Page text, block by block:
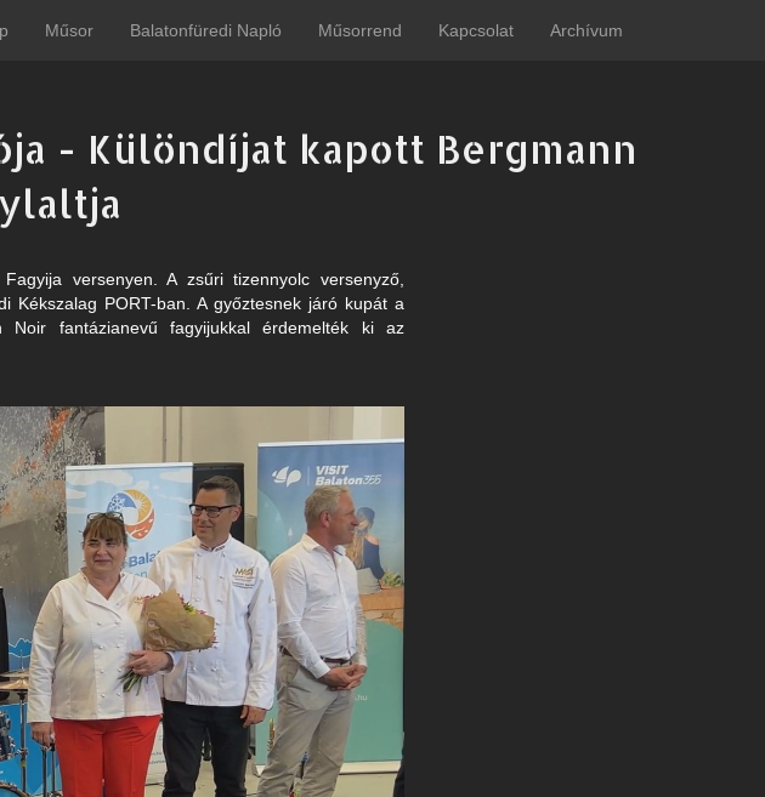
Műsor Balatonfüredi Napló Műsorrend Kapcsolat Archívum
- Különdíjat kapott Bergmann
versenyen. A zsűri tizennyolc versenyző,
Kékszalag PORT-ban. A győztesnek járó kupát a
Noir fantázianevű fagyijukkal érdemelték ki az